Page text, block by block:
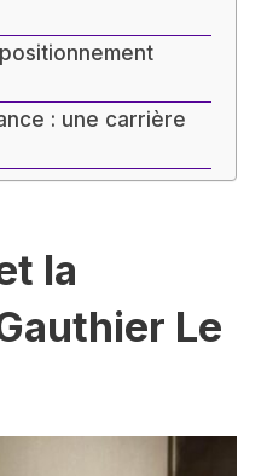
: une carrière
la
Le